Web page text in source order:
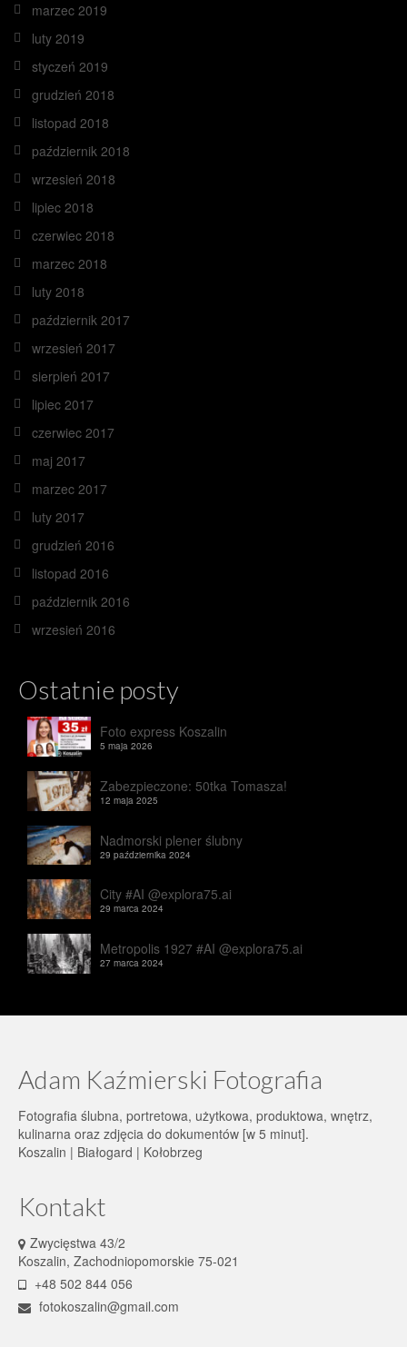
marzec 2019
luty 2019
styczeń 2019
grudzień 2018
listopad 2018
październik 2018
wrzesień 2018
lipiec 2018
czerwiec 2018
marzec 2018
luty 2018
październik 2017
wrzesień 2017
sierpień 2017
lipiec 2017
czerwiec 2017
maj 2017
marzec 2017
luty 2017
grudzień 2016
listopad 2016
październik 2016
wrzesień 2016
Ostatnie posty
Foto express Koszalin
5 maja 2026
Zabezpieczone: 50tka Tomasza!
12 maja 2025
Nadmorski plener ślubny
29 października 2024
City #AI @explora75.ai
29 marca 2024
Metropolis 1927 #AI @explora75.ai
27 marca 2024
Adam Kaźmierski Fotografia
Fotografia ślubna, portretowa, użytkowa, produktowa, wnętrz,
kulinarna oraz zdjęcia do dokumentów [w 5 minut].
Koszalin | Białogard | Kołobrzeg
Kontakt
Zwycięstwa 43/2
Koszalin, Zachodniopomorskie 75-021
+48 502 844 056
fotokoszalin@gmail.com